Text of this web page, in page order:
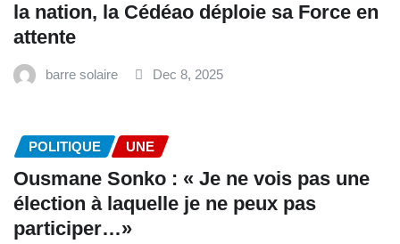
la nation, la Cédéao déploie sa Force en
attente
barre solaire Dec 8, 2025
POLITIQUE UNE
Ousmane Sonko : « Je ne vois pas une
élection à laquelle je ne peux pas
participer…»